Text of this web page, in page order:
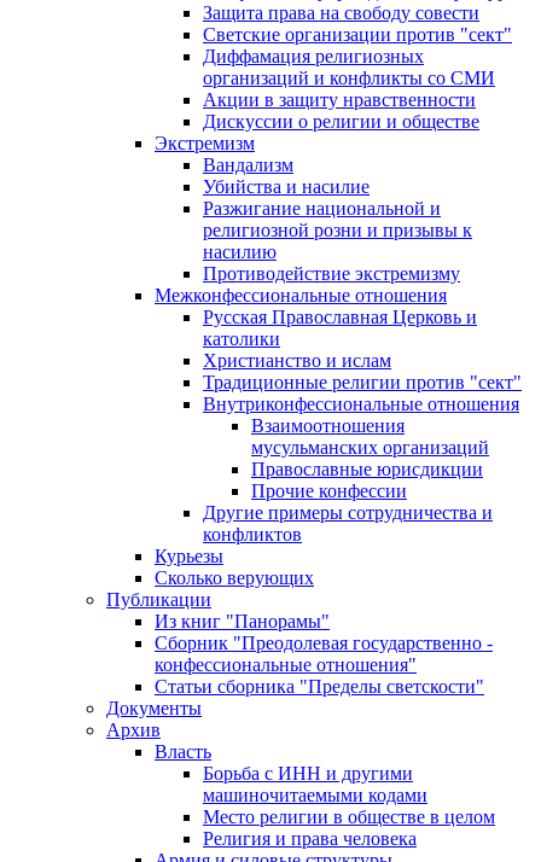
Защита права на свободу совести
Светские организации против "сект"
Диффамация религиозных
организаций и конфликты со СМИ
Акции в защиту нравственности
Дискуссии о религии и обществе
Экстремизм
Вандализм
Убийства и насилие
Разжигание национальной и
религиозной розни и призывы к
насилию
Противодействие экстремизму
Межконфессиональные отношения
Русская Православная Церковь и
католики
Христианство и ислам
Традиционные религии против "сект"
Внутриконфессиональные отношения
Взаимоотношения
мусульманских организаций
Православные юрисдикции
Прочие конфессии
Другие примеры сотрудничества и
конфликтов
Курьезы
Сколько верующих
Публикации
Из книг "Панорамы"
Сборник "Преодолевая государственно -
конфессиональные отношения"
Статьи сборника "Пределы светскости"
Документы
Архив
Власть
Борьба с ИНН и другими
машиночитаемыми кодами
Место религии в обществе в целом
Религия и права человека